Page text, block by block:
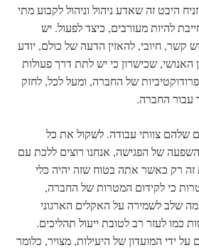
היבט זה שאדע ניהול וניהול לקבוע מתי
להיות מעורבים, כיצד לפעול. יש
קשר, חיובי, להאזין הדעה של כולם, יודע
האנושי, שכישרון כי יש לתת דרך פעולות
של החברה, ומעל לכל, לחזק
עבור החברה.
שלהם צוותי עבודה. לשקול את כל
של הפגישה, אנחנו רוצים ללכת עם
זה רק כאשר אתה בטוח שזה יהיה כלי
כי לקידום המטרות של החברה,
שלב לשמירה על האקלים הארגוני
כמו לעזר רב לטובת ייעול תהליכים.
ידי המועדון של היעילות, מצויר, כלומר